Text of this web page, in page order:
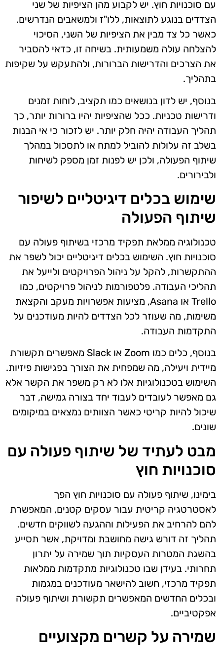
עם סוכנויות חוץ. יש לקבוע מהן הציפיות של שני
הצדדים בנוגע לתוצאות, ללו"ז ולמשאבים הנדרשים.
כאשר כל צד מבין את הציפיות של השני, הסיכוי
להצלחה עולה משמעותית. בשיחה זו, כדאי להסביר
את הצרכים והדרישות הברורות, ולהתעקש על שקיפות
בתהליך.
בנוסף, יש לדון בנושאים כמו תקציב, לוחות זמנים
ודרישות טכניות. ככל שהציפיות יהיו ברורות יותר, כך
תהליך העבודה יהיה חלק יותר. יש לזכור כי אי הבנות
בשלב זה עלולות להוביל למתח או לתסכול במהלך
שיתוף הפעולה, ולכן יש לפנות זמן מספק לשיחות
ולבירורים.
שימוש בכלים דיגיטליים לשיפור
שיתוף הפעולה
טכנולוגיה ממלאת תפקיד מרכזי בשיתוף פעולה עם
סוכנויות חוץ. השימוש בכלים דיגיטליים יכול לשפר את
ההתקשרות, להקל על ניהול הפרויקטים ולייעל את
תהליכי העבודה. פלטפורמות לניהול פרויקטים, כמו
Trello או Asana, מציעות אפשרויות מעקב והקצאת
משימות, מה שעוזר לכל הצדדים להיות מעודכנים על
התקדמות העבודה.
בנוסף, כלים כמו Zoom או Slack מאפשרים תקשורת
מיידית ויעילה, מה שמפחית את הצורך בפגישות פיזיות.
השימוש בטכנולוגיות אלו לא רק משפר את הקשר אלא
גם מאפשר לעובדים לעבוד יחד בצורה גמישה, דבר
שיכול להיות קריטי כאשר הצוותים נמצאים במיקומים
שונים.
מבט לעתיד של שיתוף פעולה עם
סוכנויות חוץ
בימינו, שיתוף פעולה עם סוכנויות חוץ הפך
לאסטרטגיה קריטית עבור עסקים קטנים, המאפשרת
להם להרחיב את הפעילות וההגעה לשווקים חדשים.
תהליך זה דורש גישה מחושבת ומדויקת, אשר תסייע
בהשגת המטרות העסקיות תוך שמירה על יתרון
תחרותי. בעידן שבו טכנולוגיות מתקדמות ממלאות
תפקיד מרכזי, חשוב להישאר מעודכנים במגמות
ובכלים החדשים המאפשרים תקשורת ושיתוף פעולה
אפקטיביים.
שמירה על קשרים מקצועיים